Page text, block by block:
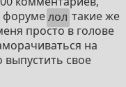
форумелол такие же
просто в голове
на
выпустить свое